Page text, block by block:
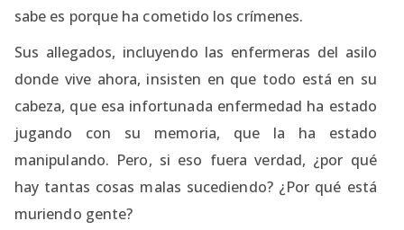
sabe es porque ha cometido los crímenes.
Sus allegados, incluyendo las enfermeras del asilo
donde vive ahora, insisten en que todo está en su
cabeza, que esa infortunada enfermedad ha estado
jugando con su memoria, que la ha estado
manipulando. Pero, si eso fuera verdad, ¿por qué
hay tantas cosas malas sucediendo? ¿Por qué está
muriendo gente?